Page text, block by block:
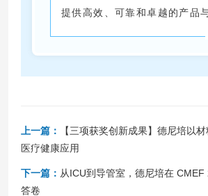
提供高效、可靠和卓越的产品
上一篇：
【三项获奖创新成果】德尼培以
医疗健康应用
下一篇： 从ICU到导管室，德尼培在
答卷